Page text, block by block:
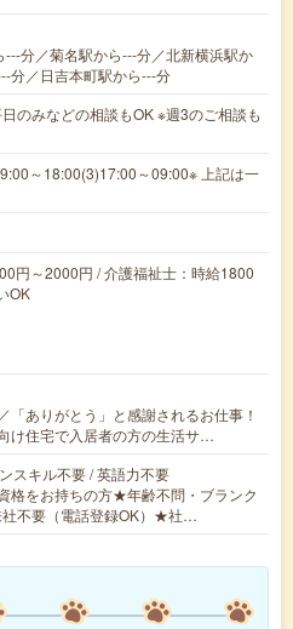
---分／菊名駅から---分／北新横浜駅か
分／日吉本町駅から---分
のみなどの相談もOK ※週3のご相談も
～18:00(3)17:00～09:00※ 上記は一
円～2000円 / 介護福祉士：時給1800
OK
「ありがとう」と感謝されるお仕事！
け住宅で入居者の方の生活サ…
スキル不要 / 英語力不要
格をお持ちの方★年齢不問・ブランク
不要（電話登録OK）★社…